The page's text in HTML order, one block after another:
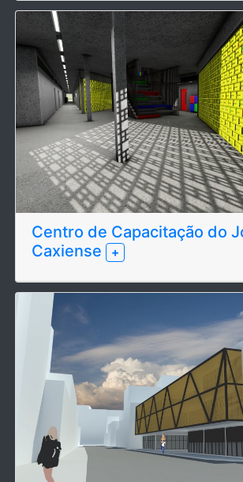
Centro de Capacitação do
Caxiense
+